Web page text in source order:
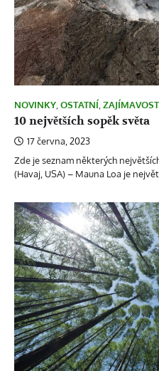
NOVINKY,OSTATNÍ,
10 největších sopěk světa
17 června, 2023
Zde je seznam některých
(Havaj, USA) – Mauna Loa je